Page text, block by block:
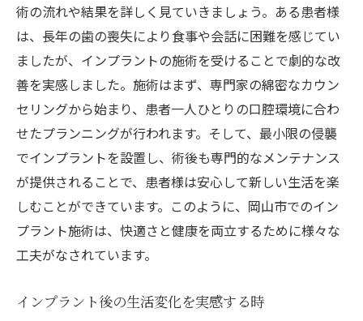
術の流れや結果を詳しく見ていきましょう。ある患者様
は、長年の歯の喪失により食事や会話に困難を感じてい
ましたが、インプラントの施術を受けることで劇的な改
善を実感しました。施術はまず、専門家の綿密なカウン
セリングから始まり、患者一人ひとりの口腔環境に合わ
せたプランニングが行われます。そして、最小限の侵襲
でインプラントを設置し、術後も専門的なメンテナンス
が提供されることで、患者様は安心して新しい生活を楽
しむことができています。このように、岡山市でのイン
プラント施術は、快適さと健康を両立するために様々な
工夫がなされています。
インプラント後の生活変化を実感する時